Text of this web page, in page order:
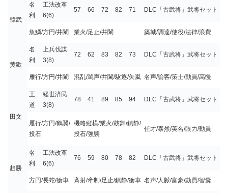
韓武
名
利
工法改革
6(6)
57 66 72 82 71 DLC「古武将」武将セット
魚鱗/方円/井闌 業火/足止/井闌 築城/調達/使役/法律/浪費
黄歇
名
利
上兵伐謀
3(8)
72 62 83 82 73 DLC「古武将」武将セット
雁行/方円/井闌 混乱/罵声/井闌/駆逐/矢嵐 名声/論客/策士/動員/高慢
田文
王
道
経世済民
3(8)
78 41 89 85 94 DLC「古武将」武将セット
雁行/方円/鶴翼/
投石
機略縦横/業火/鼓舞/鎮静/
投石/強襲
任才/泰然/英名/眼力/動員
趙勝
名
利
工法改革
6(6)
76 59 80 78 82 DLC「古武将」武将セット
方円/長蛇/衝車 斉射/牽制/足止/鎮静/衝車 名声/人脈/富豪/動員/智嚢